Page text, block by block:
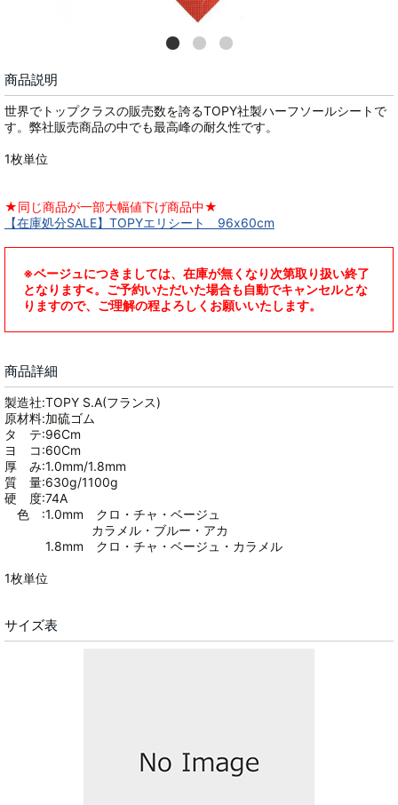
商品説明
世界でトップクラスの販売数を誇るTOPY社製ハーフソールシートで
す。弊社販売商品の中でも最高峰の耐久性です。
1枚単位
★同じ商品が一部大幅値下げ商品中★
【在庫処分SALE】TOPYエリシート 96x60cm
※ベージュにつきましては、在庫が無くなり次第取り扱い終了
となります<。ご予約いただいた場合も自動でキャンセルとな
りますので、ご理解の程よろしくお願いいたします。
商品詳細
製造社:TOPY S.A(フランス)
原材料:加硫ゴム
タ テ:96Cm
ヨ コ:60Cm
厚 み:1.0mm/1.8mm
質 量:630g/1100g
硬 度:74A
色 :1.0mm クロ・チャ・ベージュ
カラメル・ブルー・アカ
1.8mm クロ・チャ・ベージュ・カラメル
1枚単位
サイズ表